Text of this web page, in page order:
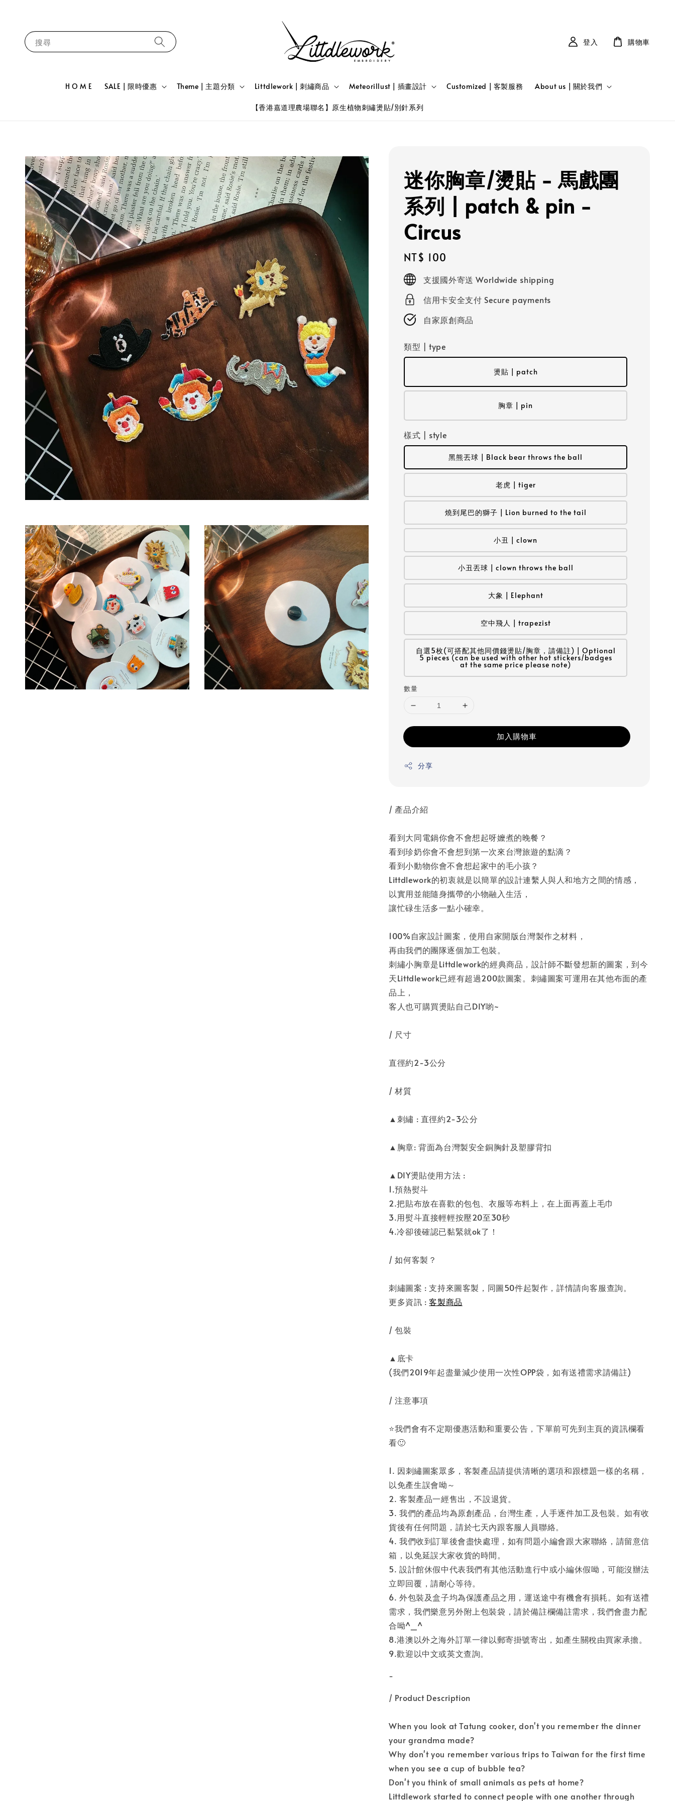
搜尋
H O M E SALE | 限時優惠 Theme | 主題分類 Littdlework | 刺繡商品 Meteorillust | 插畫設計 Customized | 客製服務 About us | 關於我們
【香港嘉道理農場聯名】原生植物刺繡燙貼/別針系列
登入 購物車
迷你胸章/燙貼 - 馬戲團
系列 | patch & pin -
Circus
Regular
price
NT$ 100
支援國外寄送 Worldwide shipping
信用卡安全支付 Secure payments
自家原創商品
類型 | type
燙貼 | patch
胸章 | pin
樣式 | style
黑熊丟球 | Black bear throws the ball
老虎 | tiger
燒到尾巴的獅子 | Lion burned to the tail
小丑 | clown
小丑丟球 | clown throws the ball
大象 | Elephant
空中飛人 | trapezist
自選5枚(可搭配其他同價錢燙貼/胸章，請備註) | Optional
5 pieces (can be used with other hot stickers/badges
at the same price please note)
數量
加入購物車
分享
/ 產品介紹
看到大同電鍋你會不會想起呀嬤煮的晚餐？
看到珍奶你會不會想到第一次來台灣旅遊的點滴？
看到小動物你會不會想起家中的毛小孩？
Littdlework的初衷就是以簡單的設計連繫人與人和地方之間的情感，
以實用並能隨身攜帶的小物融入生活，
讓忙碌生活多一點小確幸。
100%自家設計圖案，使用自家開版台灣製作之材料，
再由我們的團隊逐個加工包裝。
刺繡小胸章是Littdlework的經典商品，設計師不斷發想新的圖案，到今
天Littdlework已經有超過200款圖案。刺繡圖案可運用在其他布面的產
品上，
客人也可購買燙貼自己DIY喲~
/ 尺寸
直徑約2-3公分
/ 材質
▲刺繡 : 直徑約2-3公分
▲胸章: 背面為台灣製安全銅胸針及塑膠背扣
▲DIY燙貼使用方法 :
1.預熱熨斗
2.把貼布放在喜歡的包包、衣服等布料上，在上面再蓋上毛巾
3.用熨斗直接輕輕按壓20至30秒
4.冷卻後確認已黏緊就ok了！
/ 如何客製？
刺繡圖案 : 支持來圖客製，同圖50件起製作，詳情請向客服查詢。
更多資訊 :客製商品
/ 包裝
▲底卡
(我們2019年起盡量減少使用一次性OPP袋，如有送禮需求請備註)
/ 注意事項
⭐️我們會有不定期優惠活動和重要公告，下單前可先到主頁的資訊欄看
看🙂
1. 因刺繡圖案眾多，客製產品請提供清晰的選項和跟標題一樣的名稱，
以免產生誤會呦～
2. 客製產品一經售出，不設退貨。
3. 我們的產品均為原創產品，台灣生產，人手逐件加工及包裝。如有收
貨後有任何問題，請於七天內跟客服人員聯絡。
4. 我們收到訂單後會盡快處理，如有問題小編會跟大家聯絡，請留意信
箱，以免延誤大家收貨的時間。
5. 設計館休假中代表我們有其他活動進行中或小編休假呦，可能沒辦法
立即回覆，請耐心等待。
6. 外包裝及盒子均為保護產品之用，運送途中有機會有損耗。如有送禮
需求，我們樂意另外附上包裝袋，請於備註欄備註需求，我們會盡力配
合呦^_^
8.港澳以外之海外訂單一律以郵寄掛號寄出，如產生關稅由買家承擔。
9.歡迎以中文或英文查詢。
-
/ Product Description
When you look at Tatung cooker, don't you remember the dinner
your grandma made?
Why don't you remember various trips to Taiwan for the first time
when you see a cup of bubble tea?
Don't you think of small animals as pets at home?
Littdlework started to connect people with one another through